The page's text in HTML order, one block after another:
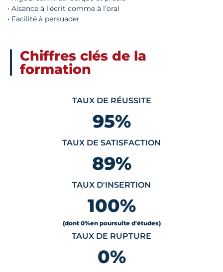
• Aisance à l’écrit comme à l’oral
• Facilité à persuader
Chiffres clés de la
formation
TAUX DE RÉUSSITE
95%
TAUX DE SATISFACTION
89%
TAUX D'INSERTION
100%
(dont 0%en poursuite d'études)
TAUX DE RUPTURE
0%